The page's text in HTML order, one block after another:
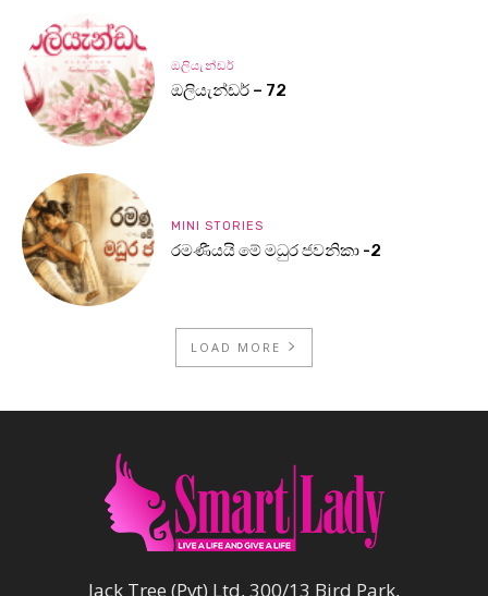
ඔලියැන්ඩර්
ඔලියැන්ඩර් – 72
MINI STORIES
රමණීයයි මේ මධුර ජවනිකා -2
LOAD MORE
Jack Tree (Pvt) Ltd, 300/13 Bird Park,